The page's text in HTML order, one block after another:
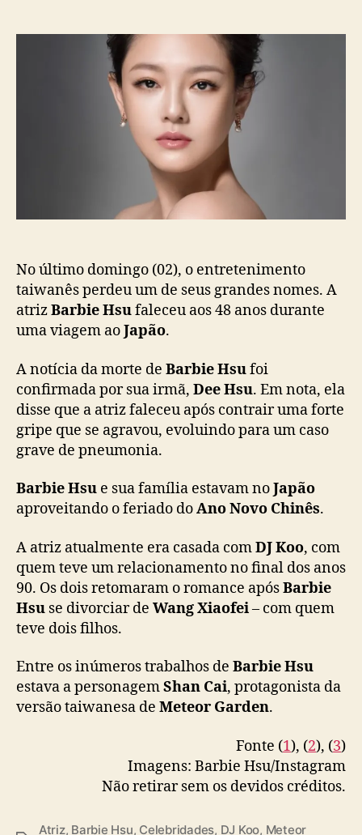
r
d
p
u
b
i
c
a
ç
t
i
z
B
e
m
o
r
o
J
a
p
a
s
8
a
n
o
No último domingo (02), o entretenimento
taiwanês perdeu um de seus grandes nomes. A
atrizBarbie Hsufaleceu aos 48 anos durante
uma viagem aoJapão.
A notícia da morte de Barbie Hsufoi
confirmada por sua irmã, Dee Hsu. Em nota, ela
disse que a atriz faleceu após contrair uma forte
gripe que se agravou, evoluindo para um caso
grave de pneumonia.
Barbie Hsu e sua família estavam noJapão
aproveitando o feriado doAno Novo Chinês.
A atriz atualmente era casada comDJ Koo, com
quem teve um relacionamento no final dos anos
90. Os dois retomaram o romance apósBarbie
Hsu se divorciar de Wang Xiaofei– com quem
teve dois filhos.
Entre os inúmeros trabalhos de Barbie Hsu
estava a personagemShan Cai, protagonista da
versão taiwanesa de Meteor Garden.
Fonte (1), (2), (3)
Imagens: Barbie Hsu/Instagram
Não retirar sem os devidos créditos.
Atriz, Barbie Hsu, Celebridades, DJ Koo, Meteor